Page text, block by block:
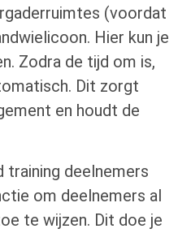
(voordat
Hier kun je
Zodra de tijd om is,
Dit zorgt
en houdt de
training deelnemers
om deelnemers al
te wijzen. Dit doe je